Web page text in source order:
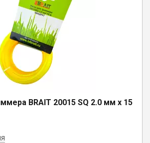
д. 13
д. 23
д. 15
BRAIT 20015 SQ 2.0 мм х 15